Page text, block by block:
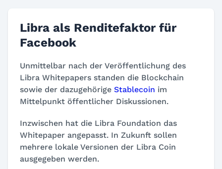
Libra als Renditefaktor für
Facebook
Unmittelbar nach der Veröffentlichung des
Libra Whitepapers standen die Blockchain
sowie der dazugehörige Stablecoin im
Mittelpunkt öffentlicher Diskussionen.
Inzwischen hat die Libra Foundation das
Whitepaper angepasst. In Zukunft sollen
mehrere lokale Versionen der Libra Coin
ausgegeben werden.